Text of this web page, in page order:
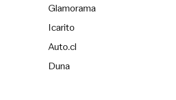
Glamorama
Icarito
Auto.cl
DunaOpens in new window